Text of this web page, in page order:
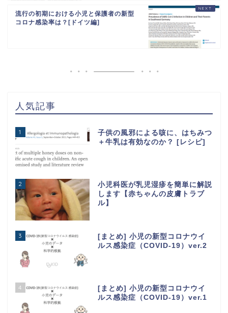
流行の初期における小児と保護者の新型
コロナ感染率は？[ドイツ編]
人気記事
1
子供の風邪による咳に、はちみつ
＋牛乳は有効なのか？ [レシピ]
2
小児科医が乳児湿疹を簡単に解説
します【赤ちゃんの皮膚トラブ
ル】
3
[まとめ] 小児の新型コロナウイ
ルス感染症（COVID-19）ver.2
4
[まとめ] 小児の新型コロナウイ
ルス感染症（COVID-19）ver.1